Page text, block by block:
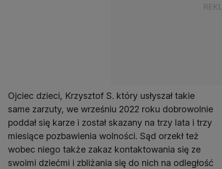
Ojciec dzieci, Krzysztof S. który usłyszał takie
same zarzuty, we wrześniu 2022 roku dobrowolnie
poddał się karze i został skazany na trzy lata i trzy
miesiące pozbawienia wolności. Sąd orzekł też
wobec niego także zakaz kontaktowania się ze
swoimi dziećmi i zbliżania się do nich na odległość